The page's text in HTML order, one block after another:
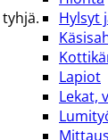
Hylsyt
Lapiot
Lekat,